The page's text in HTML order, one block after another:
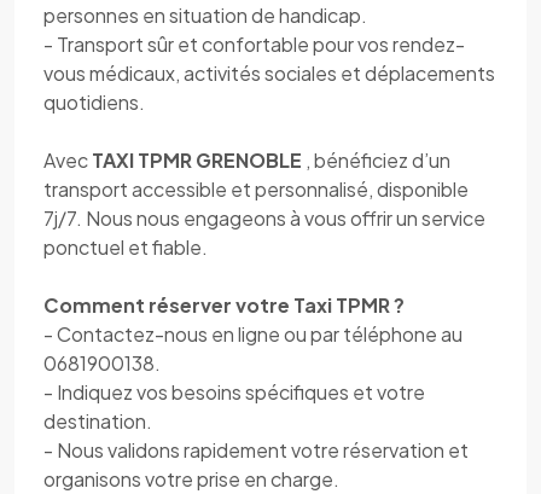
personnes en situation de handicap.
- Transport sûr et confortable pour vos rendez-
vous médicaux, activités sociales et déplacements
quotidiens.
AvecTAXI TPMR GRENOBLE , bénéficiez d’un
transport accessible et personnalisé, disponible
7j/7. Nous nous engageons à vous offrir un service
ponctuel et fiable.
Comment réserver votre Taxi TPMR ?
- Contactez-nous en ligne ou par téléphone au
0681900138.
- Indiquez vos besoins spécifiques et votre
destination.
- Nous validons rapidement votre réservation et
organisons votre prise en charge.